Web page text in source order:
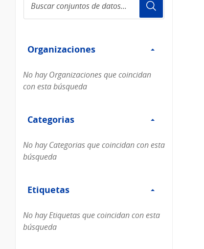
conjuntos
de
Organizaciones
Organizaciones
No hay Organizaciones que coincidan
con esta búsqueda
Categorias
Categorias
No hay Categorias que coincidan con esta
búsqueda
Etiquetas
Etiquetas
No hay Etiquetas que coincidan con esta
búsqueda